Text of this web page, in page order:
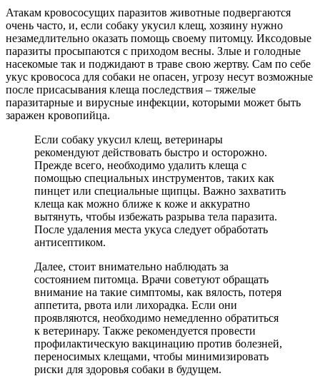
Атакам кровососущих паразитов животные подвергаются
очень часто, и, если собаку укусил клещ, хозяину нужно
незамедлительно оказать помощь своему питомцу. Иксодовые
паразиты просыпаются с приходом весны. Злые и голодные
насекомые так и поджидают в траве свою жертву. Сам по себе
укус кровососа для собаки не опасен, угрозу несут возможные
после присасывания клеща последствия – тяжелые
паразитарные и вирусные инфекции, которыми может быть
заражен кровопийца.
Если собаку укусил клещ, ветеринары
рекомендуют действовать быстро и осторожно.
Прежде всего, необходимо удалить клеща с
помощью специальных инструментов, таких как
пинцет или специальные щипцы. Важно захватить
клеща как можно ближе к коже и аккуратно
вытянуть, чтобы избежать разрыва тела паразита.
После удаления места укуса следует обработать
антисептиком.
Далее, стоит внимательно наблюдать за
состоянием питомца. Врачи советуют обращать
внимание на такие симптомы, как вялость, потеря
аппетита, рвота или лихорадка. Если они
проявляются, необходимо немедленно обратиться
к ветеринару. Также рекомендуется провести
профилактическую вакцинацию против болезней,
переносимых клещами, чтобы минимизировать
риски для здоровья собаки в будущем.